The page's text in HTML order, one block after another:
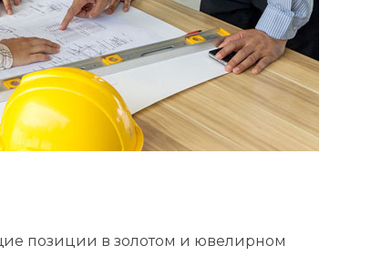
позиции в золотом и ювелирном